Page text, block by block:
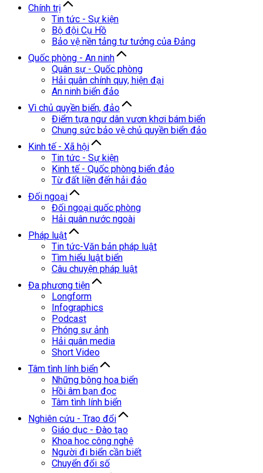
Chính trị
Tin tức - Sự kiện
Bộ đội Cụ Hồ
Bảo vệ nền tảng tư tưởng của Đảng
Quốc phòng - An ninh
Quân sự - Quốc phòng
Hải quân chính quy, hiện đại
An ninh biển đảo
Vì chủ quyền biển, đảo
Điểm tựa ngư dân vươn khơi bám biển
Chung sức bảo vệ chủ quyền biển đảo
Kinh tế - Xã hội
Tin tức - Sự kiện
Kinh tế - Quốc phòng biển đảo
Từ đất liền đến hải đảo
Đối ngoại
Đối ngoại quốc phòng
Hải quân nước ngoài
Pháp luật
Tin tức-Văn bản pháp luật
Tìm hiểu luật biển
Câu chuyện pháp luật
Đa phương tiện
Longform
Infographics
Podcast
Phóng sự ảnh
Hải quân media
Short Video
Tâm tình lính biển
Những bông hoa biển
Hồi âm bạn đọc
Tâm tình lính biển
Nghiên cứu - Trao đổi
Giáo dục - Đào tạo
Khoa học công nghệ
Người đi biển cần biết
Chuyển đổi số